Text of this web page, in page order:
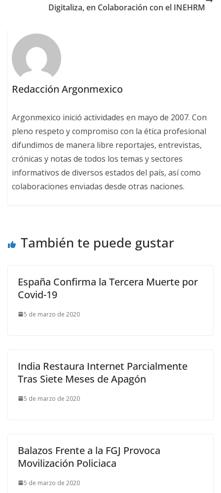
Digitaliza, en Colaboración con el INEHRM
Redacción Argonmexico
Argonmexico inició actividades en mayo de 2007. Con
pleno respeto y compromiso con la ética profesional
difundimos de manera libre reportajes, entrevistas,
crónicas y notas de todos los temas y sectores
informativos de diversos estados del país, así como
colaboraciones enviadas desde otras naciones.
También te puede gustar
España Confirma la Tercera Muerte por
Covid-19
5 de marzo de 2020
India Restaura Internet Parcialmente
Tras Siete Meses de Apagón
5 de marzo de 2020
Balazos Frente a la FGJ Provoca
Movilización Policiaca
5 de marzo de 2020